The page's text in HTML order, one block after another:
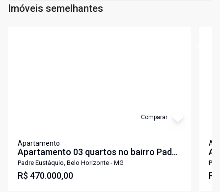
Imóveis semelhantes
Comparar
Apartamento
Apartamento 03 quartos no bairro Padre
Eustáquio
Padre Eustáquio, Belo Horizonte - MG
R$ 470.000,00